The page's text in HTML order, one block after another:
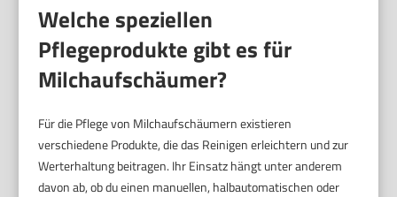
Welche speziellen
Pflegeprodukte gibt es für
Milchaufschäumer?
Für die Pflege von Milchaufschäumern existieren
verschiedene Produkte, die das Reinigen erleichtern und zur
Werterhaltung beitragen. Ihr Einsatz hängt unter anderem
davon ab, ob du einen manuellen, halbautomatischen oder